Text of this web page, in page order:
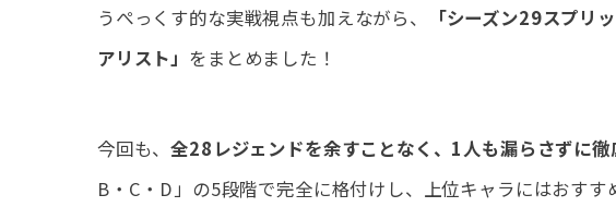
うぺっくす的な実戦視点も加えながら、
「シーズン29スプリ
アリスト」 をまとめました！
今回も、全28レジェンドを余すことなく、1人も漏らさずに徹
B・C・D」の5段階で完全に格付けし、上位キャラにはおす